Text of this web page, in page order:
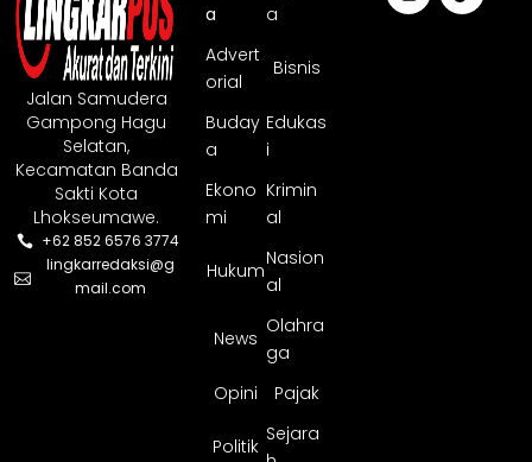
Jalan Samudera
Gampong Hagu
Selatan,
Kecamatan Banda
Sakti Kota
Lhokseumawe.
+62 852 6576 3774
lingkarredaksi@g
mail.com
a
a
Advert
orial
Bisnis
Buday
a
Edukas
i
Ekono
mi
Krimin
al
Hukum
Nasion
al
News
Olahra
ga
Opini
Pajak
Politik
Sejara